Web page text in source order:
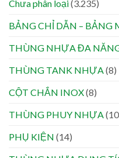
Chưa phân loại(3.235)
BẢNG CHỈ DẪN – BẢNG
THÙNG NHỰA ĐA
THÙNG TANK NHỰA(8)
CỘT CHẮN INOX(8)
THÙNG PHUY NHỰA
PHỤ KIỆN (14)